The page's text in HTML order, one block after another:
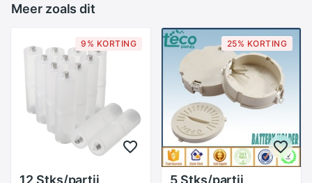
Meer zoals dit
9% KORTING
12 Stks/partij
25% KORTING
5 Stks/partij